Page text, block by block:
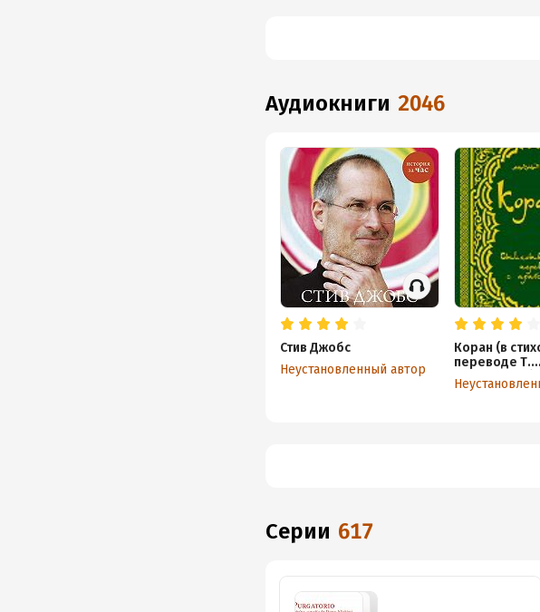
аудиокниги 2046
Стив Джобс
Неустановленный автор
Коран (в
переводе Т.
Шумовского)
Серии 617